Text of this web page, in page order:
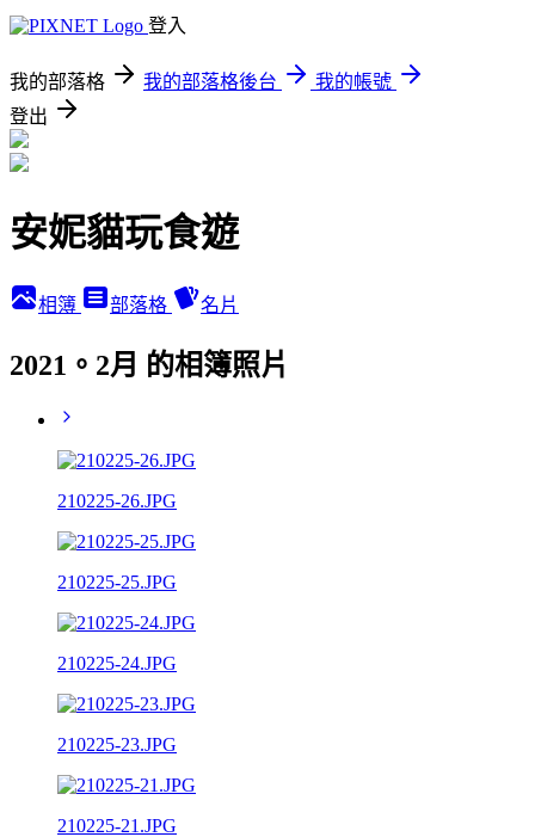
登入
我的部落格 我的部落格後台
我的帳號
登出
安妮貓玩食遊
相簿 部落格 名片
2021。2月 的相簿照片
210225-26.JPG
210225-25.JPG
210225-24.JPG
210225-23.JPG
210225-21.JPG